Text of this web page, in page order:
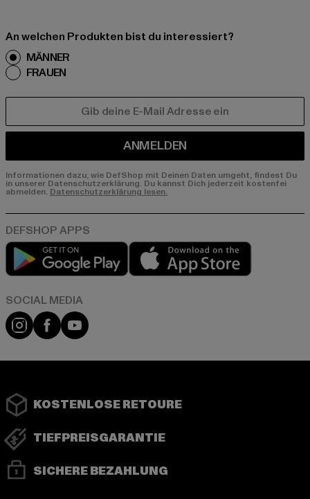
An welchen Produkten bist du interessiert?
MÄNNER
FRAUEN
ANMELDEN
Informationen dazu, wie DefShop mit Deinen Daten umgeht, findest Du
in unserer Datenschutzerklärung. Du kannst Dich jederzeit kostenfei
abmelden. Datenschutzerklärung lesen.
Play market
Instagram
FacebookYouTube
KOSTENLOSE RETOURE
TIEFPREISGARANTIE
SICHERE BEZAHLUNG